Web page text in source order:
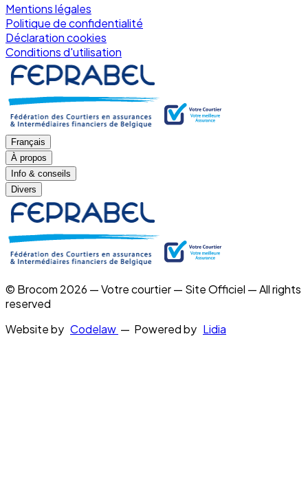
Mentions légales
Politique de confidentialité
Déclaration cookies
Conditions d'utilisation
Français
À propos
Info & conseils
Divers
© Brocom 2026 — Votre courtier — Site Officiel — All rights
reserved
Website by Codelaw — Powered by Lidia